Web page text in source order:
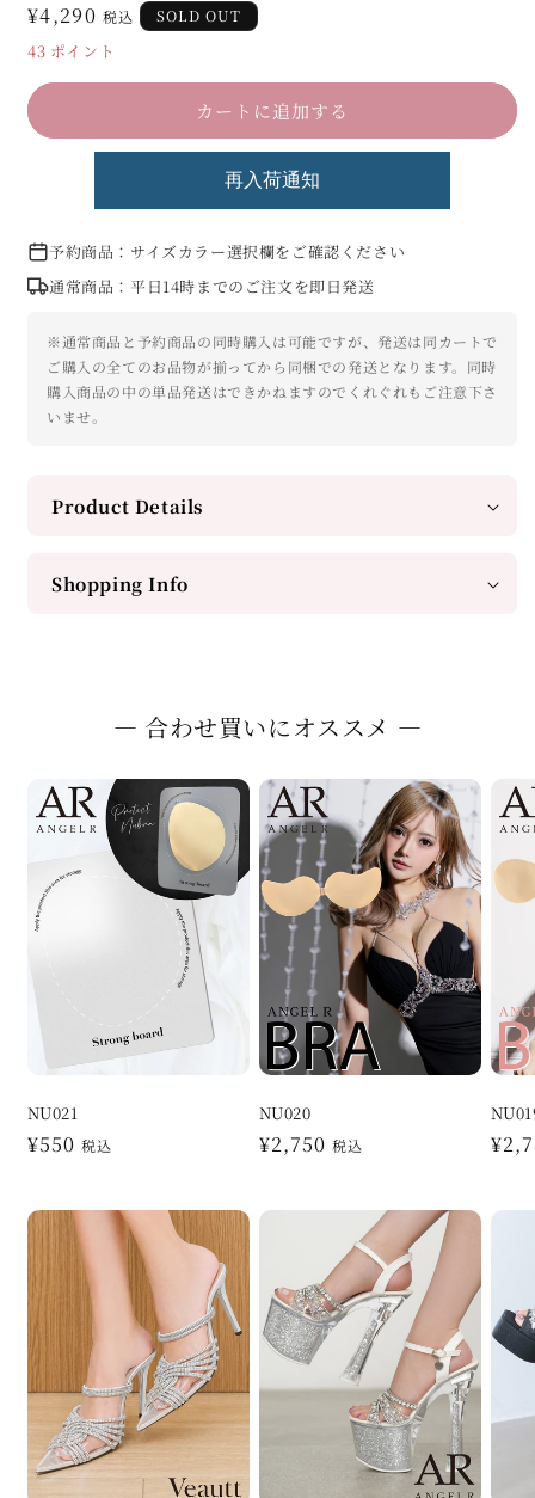
通
常
格
¥4,290税込 SOLD OUT
43 ポイント
カートに追加する
再入荷通知
予約商品：サイズカラー選択欄をご確認ください
通常商品：平日14時までのご注文を即日発送
※通常商品と予約商品の同時購入は可能ですが、発送は同カートで
ご購入の全てのお品物が揃ってから同梱での発送となります。同時
購入商品の中の単品発送はできかねますのでくれぐれもご注意下さ
いませ。
Product Details
Shopping Info
― 合わせ買いにオススメ ―
NU021
通
格
¥550 税込
NU020
通
¥2,750 税込
通